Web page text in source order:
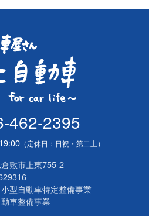
462-2395
（定休日：日祝・第二土）
敷市上東755-2
型自動車特定整備事業
車整備事業